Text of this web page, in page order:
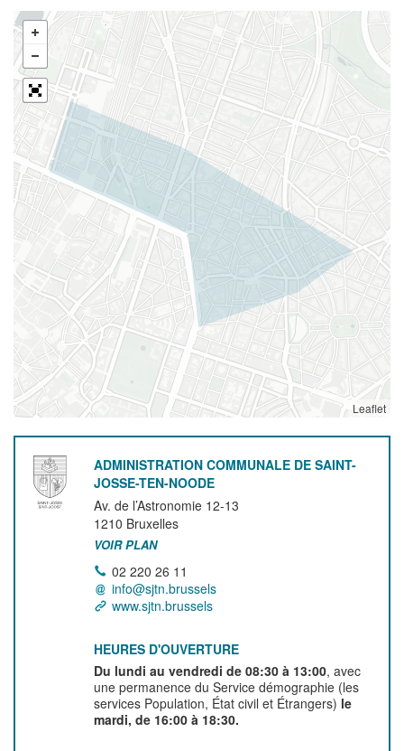
Leaflet
ADMINISTRATION COMMUNALE DE SAINT-
JOSSE-TEN-NOODE
Av. de l’Astronomie 12-13
1210 Bruxelles
VOIR PLAN
02 220 26 11
info@sjtn.brussels
www.sjtn.brussels
HEURES D'OUVERTURE
Du lundi au vendredi de 08:30 à 13:00, avec
une permanence du Service démographie (les
services Population, État civil et Étrangers) le
mardi, de 16:00 à 18:30.